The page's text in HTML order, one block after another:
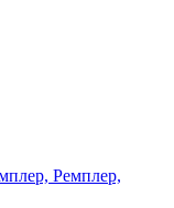
Ремплер,